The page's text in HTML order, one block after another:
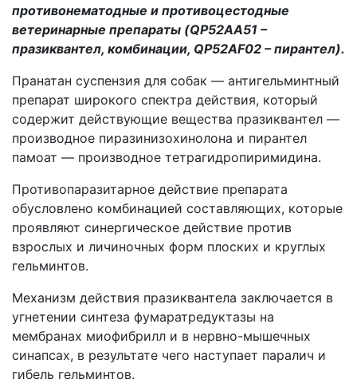
противонематодные и противоцестодные
ветеринарные препараты (QP52AA51 –
празиквантел, комбинации, QP52AF02 – пирантел).
Пранатан суспензия для собак — антигельминтный
препарат широкого спектра действия, который
содержит действующие вещества празиквантел —
производное пиразинизохинолона и пирантел
памоат — производное тетрагидропиримидина.
Противопаразитарное действие препарата
обусловлено комбинацией составляющих, которые
проявляют синергическое действие против
взрослых и личиночных форм плоских и круглых
гельминтов.
Механизм действия празиквантела заключается в
угнетении синтеза фумаратредуктазы на
мембранах миофибрилл и в нервно-мышечных
синапсах, в результате чего наступает паралич и
гибель гельминтов.